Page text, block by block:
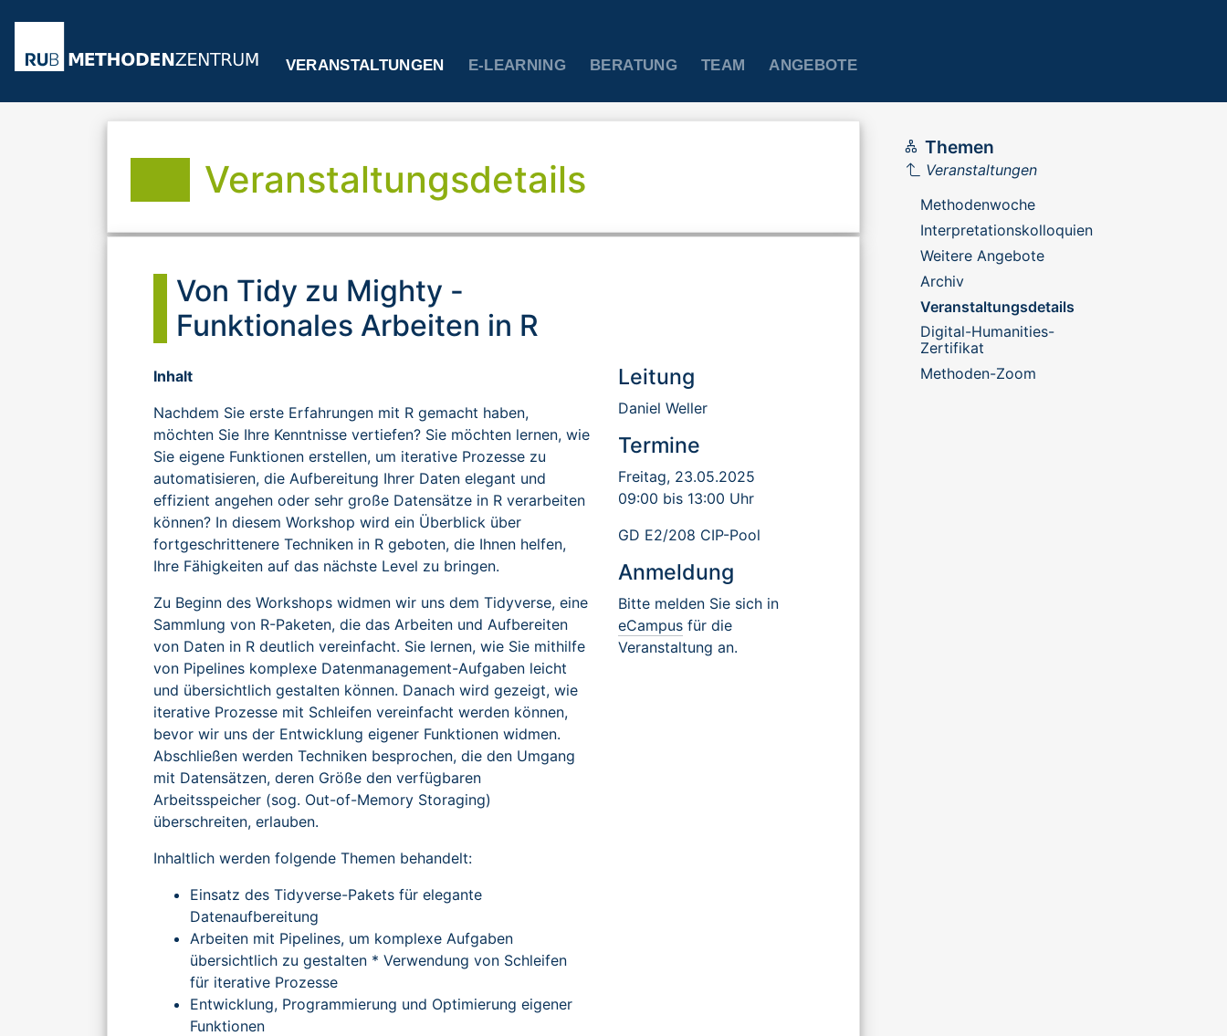
VERANSTALTUNGEN E-LEARNING BERATUNG TEAM ANGEBOTE
Veranstaltungsdetails
Von Tidy zu Mighty -
Funktionales Arbeiten in R
Inhalt
Nachdem Sie erste Erfahrungen mit R gemacht haben,
möchten Sie Ihre Kenntnisse vertiefen? Sie möchten lernen, wie
Sie eigene Funktionen erstellen, um iterative Prozesse zu
automatisieren, die Aufbereitung Ihrer Daten elegant und
effizient angehen oder sehr große Datensätze in R verarbeiten
können? In diesem Workshop wird ein Überblick über
fortgeschrittenere Techniken in R geboten, die Ihnen helfen,
Ihre Fähigkeiten auf das nächste Level zu bringen.
Zu Beginn des Workshops widmen wir uns dem Tidyverse, eine
Sammlung von R-Paketen, die das Arbeiten und Aufbereiten
von Daten in R deutlich vereinfacht. Sie lernen, wie Sie mithilfe
von Pipelines komplexe Datenmanagement-Aufgaben leicht
und übersichtlich gestalten können. Danach wird gezeigt, wie
iterative Prozesse mit Schleifen vereinfacht werden können,
bevor wir uns der Entwicklung eigener Funktionen widmen.
Abschließen werden Techniken besprochen, die den Umgang
mit Datensätzen, deren Größe den verfügbaren
Arbeitsspeicher (sog. Out-of-Memory Storaging)
überschreiten, erlauben.
Inhaltlich werden folgende Themen behandelt:
Einsatz des Tidyverse-Pakets für elegante
Datenaufbereitung
Arbeiten mit Pipelines, um komplexe Aufgaben
übersichtlich zu gestalten * Verwendung von Schleifen
für iterative Prozesse
Entwicklung, Programmierung und Optimierung eigener
Funktionen
Leitung
Daniel Weller
Termine
Freitag, 23.05.2025
09:00 bis 13:00 Uhr
GD E2/208 CIP-Pool
Anmeldung
Bitte melden Sie sich in
eCampusfür die
Veranstaltung an.
Themen
Veranstaltungen
Methodenwoche
Interpretationskolloquien
Weitere Angebote
Archiv
Veranstaltungsdetails
Digital-Humanities-
Zertifikat
Methoden-Zoom